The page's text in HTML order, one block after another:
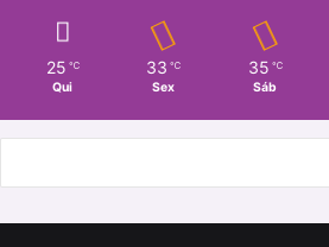
25 ℃
Qui
33 ℃
Sex
35 ℃
Sáb